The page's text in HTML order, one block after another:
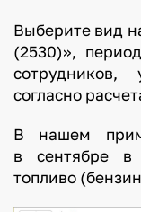
Выберите вид
(2530)»,
согласно
В нашем
в сентябре в
топливо